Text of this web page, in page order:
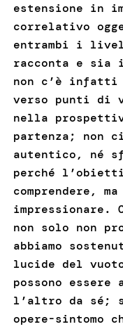
estensione in
correlativo
entrambi i
racconta e sia
non c’è infatti
verso punti di
nella
partenza; non
autentico, né
perché
comprendere,
impressionare.
non solo non
abbiamo
lucide del
possono
l’altro da sé;
opere-sintomo